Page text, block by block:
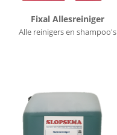
Fixal Allesreiniger
Alle reinigers en shampoo's